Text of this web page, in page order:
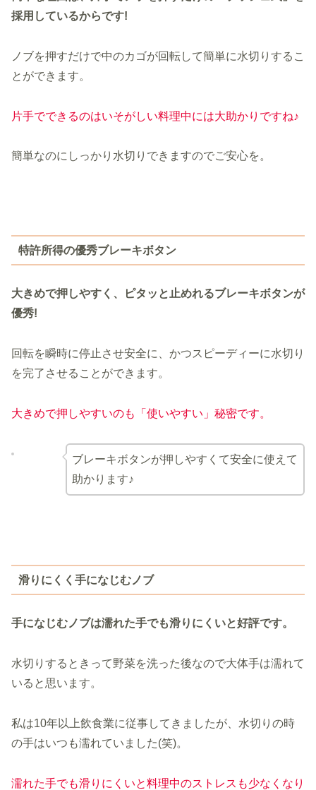
採用しているからです!
ノブを押すだけで中のカゴが回転して簡単に水切りするこ
とができます。
片手でできるのはいそがしい料理中には大助かりですね♪
簡単なのにしっかり水切りできますのでご安心を。
特許所得の優秀ブレーキボタン
大きめで押しやすく、ピタッと止めれるブレーキボタンが
優秀!
回転を瞬時に停止させ安全に、かつスピーディーに水切り
を完了させることができます。
大きめで押しやすいのも「使いやすい」秘密です。
ブレーキボタンが押しやすくて安全に使えて
助かります♪
滑りにくく手になじむノブ
手になじむノブは濡れた手でも滑りにくいと好評です。
水切りするときって野菜を洗った後なので大体手は濡れて
いると思います。
私は10年以上飲食業に従事してきましたが、水切りの時
の手はいつも濡れていました(笑)。
濡れた手でも滑りにくいと料理中のストレスも少なくなり